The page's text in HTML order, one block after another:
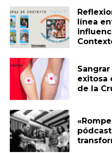
línea
exitosa
de la